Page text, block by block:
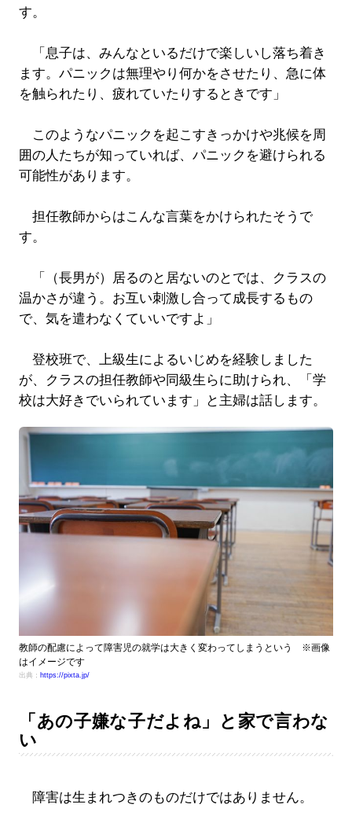
す。
「息子は、みんなといるだけで楽しいし落ち着き
ます。パニックは無理やり何かをさせたり、急に体
を触られたり、疲れていたりするときです」
このようなパニックを起こすきっかけや兆候を周
囲の人たちが知っていれば、パニックを避けられる
可能性があります。
担任教師からはこんな言葉をかけられたそうで
す。
「（長男が）居るのと居ないのとでは、クラスの
温かさが違う。お互い刺激し合って成長するもの
で、気を遣わなくていいですよ」
登校班で、上級生によるいじめを経験しました
が、クラスの担任教師や同級生らに助けられ、「学
校は大好きでいられています」と主婦は話します。
教師の配慮によって障害児の就学は大きく変わってしまうという ※画像
はイメージです
出典： https://pixta.jp/
「あの子嫌な子だよね」と家で言わな
い
障害は生まれつきのものだけではありません。